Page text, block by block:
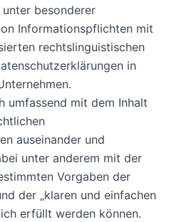
besonderer
Informationspflichten mit
rechtslinguistischen
in
umfassend mit dem Inhalt
auseinander und
unter anderem mit der
Vorgaben der
der „klaren und einfachen
erfüllt werden können.